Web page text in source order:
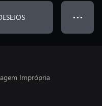
● ● ●
Imprópria